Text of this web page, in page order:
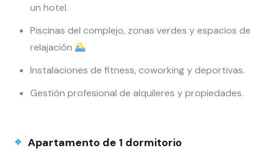
un hotel.
Piscinas del complejo, zonas verdes y espacios de
relajación
Instalaciones de fitness, coworking y deportivas.
Gestión profesional de alquileres y propiedades.
Apartamento de 1 dormitorio